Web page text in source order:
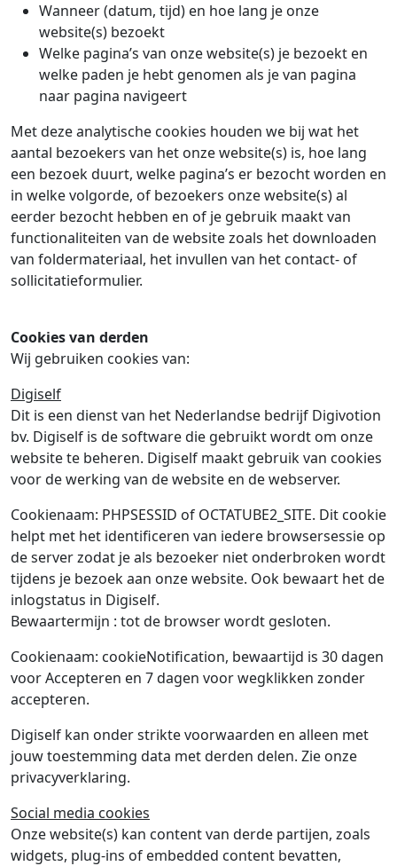
Wanneer (datum, tijd) en hoe lang je onze
website(s) bezoekt
Welke pagina’s van onze website(s) je bezoekt en
welke paden je hebt genomen als je van pagina
naar pagina navigeert
Met deze analytische cookies houden we bij wat het
aantal bezoekers van het onze website(s) is, hoe lang
een bezoek duurt, welke pagina’s er bezocht worden en
in welke volgorde, of bezoekers onze website(s) al
eerder bezocht hebben en of je gebruik maakt van
functionaliteiten van de website zoals het downloaden
van foldermateriaal, het invullen van het contact- of
sollicitatieformulier.
Cookies van derden
Wij gebruiken cookies van:
Digiself
Dit is een dienst van het Nederlandse bedrijf Digivotion
bv. Digiself is de software die gebruikt wordt om onze
website te beheren. Digiself maakt gebruik van cookies
voor de werking van de website en de webserver.
Cookienaam: PHPSESSID of OCTATUBE2_SITE. Dit cookie
helpt met het identificeren van iedere browsersessie op
de server zodat je als bezoeker niet onderbroken wordt
tijdens je bezoek aan onze website. Ook bewaart het de
inlogstatus in Digiself.
Bewaartermijn : tot de browser wordt gesloten.
Cookienaam: cookieNotification, bewaartijd is 30 dagen
voor Accepteren en 7 dagen voor wegklikken zonder
accepteren.
Digiself kan onder strikte voorwaarden en alleen met
jouw toestemming data met derden delen. Zie onze
privacyverklaring.
Social media cookies
Onze website(s) kan content van derde partijen, zoals
widgets, plug-ins of embedded content bevatten,